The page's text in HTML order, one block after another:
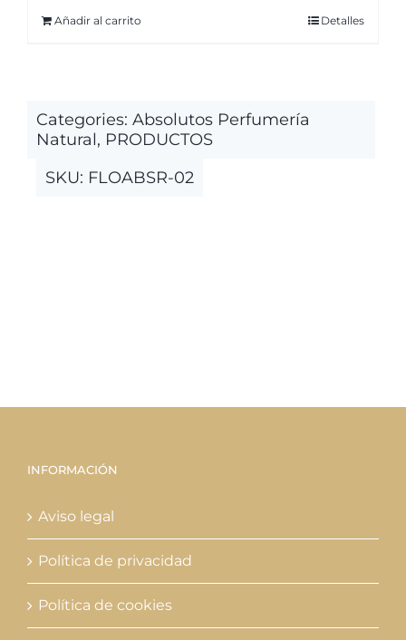
Añadir al carrito Detalles
Categories: Absolutos Perfumería
Natural, PRODUCTOS
SKU: FLOABSR-02
INFORMACIÓN
Aviso legal
Política de privacidad
Política de cookies